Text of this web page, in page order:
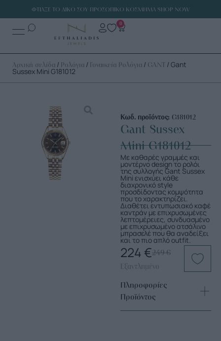
ΦΤΙΑΞΕ ΤΟ ΔΙΚΟ ΣΟΥ ΠΡΟΣΩΠΙΚΟ ΚΟΣΜΗΜΑ SHOP NOW
0
Αρχική σελίδα / Ρολόγια / Γυναικεία Ρολόγια / GANT / Gant
Sussex Mini G181012
Κωδ. προϊόντος: G181012
Gant Sussex
Mini G181012
Με καθαρές γραμμές και
μοντέρνο design το ρολόι
της συλλογής Gant Sussex
Mini ενισχύει κάθε
διαχρονικό style
προσδίδοντας κομψότητα
που το χαρακτηρίζει.
Διαθέτει εντυπωσιακό καφέ
καντράν με επιχρυσωμένες
λεπτομέρειες, συνδυασμένο
με επιχρυσωμένο ατσάλινο
μπρασελέ που θα αναδείξει
και το πιο απλό outfit.
249€
224 €
Εξαντλημένο
Πληροφορίες
Προϊόντος